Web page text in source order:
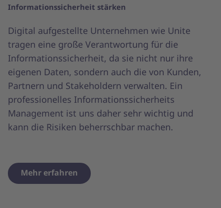
Informationssicherheit stärken
Digital aufgestellte Unternehmen wie Unite
tragen eine große Verantwortung für die
Informationssicherheit, da sie nicht nur ihre
eigenen Daten, sondern auch die von Kunden,
Partnern und Stakeholdern verwalten. Ein
professionelles Informationssicherheits
Management ist uns daher sehr wichtig und
kann die Risiken beherrschbar machen.
Mehr erfahren